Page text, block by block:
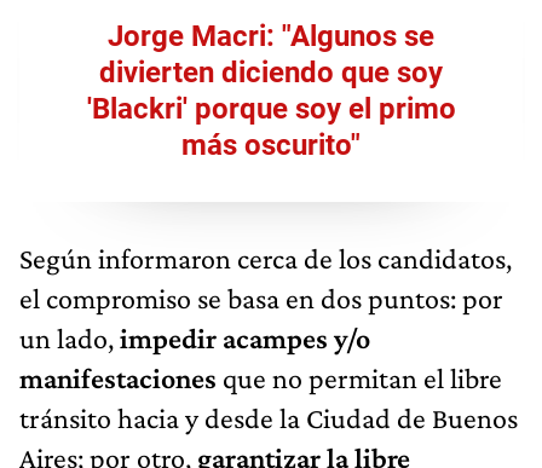
Jorge Macri: "Algunos se
divierten diciendo que soy
'Blackri' porque soy el primo
más oscurito"
Según informaron cerca de los candidatos,
el compromiso se basa en dos puntos: por
un lado,impedir acampes y/o
manifestaciones que no permitan el libre
tránsito hacia y desde la Ciudad de Buenos
Aires; por otro, garantizar la libre